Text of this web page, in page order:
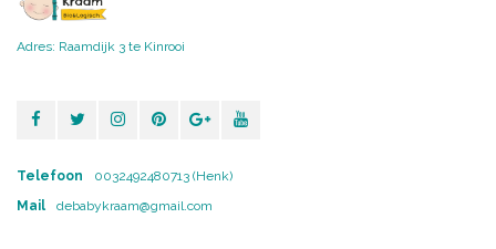
Adres: Raamdijk 3 te Kinrooi
Telefoon
0032492480713 (Henk)
Mail
debabykraam@gmail.com